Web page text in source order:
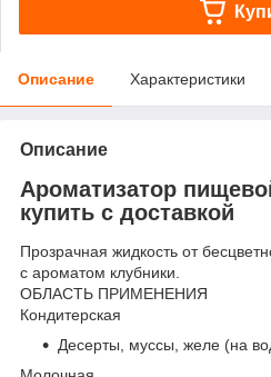
Описание Характеристики
Описание
Ароматизатор
купить с доставкой
Прозрачная жидкость от
с ароматом клубники.
ОБЛАСТЬ ПРИМЕНЕНИЯ
Кондитерская
Десерты, муссы, желе (на